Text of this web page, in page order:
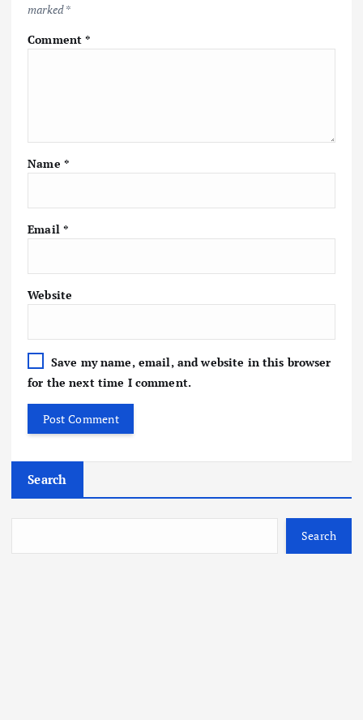
marked*
Comment*
Name *
Email *
Website
Save my name, email, and website in this browser
for the next time I comment.
Search
Search